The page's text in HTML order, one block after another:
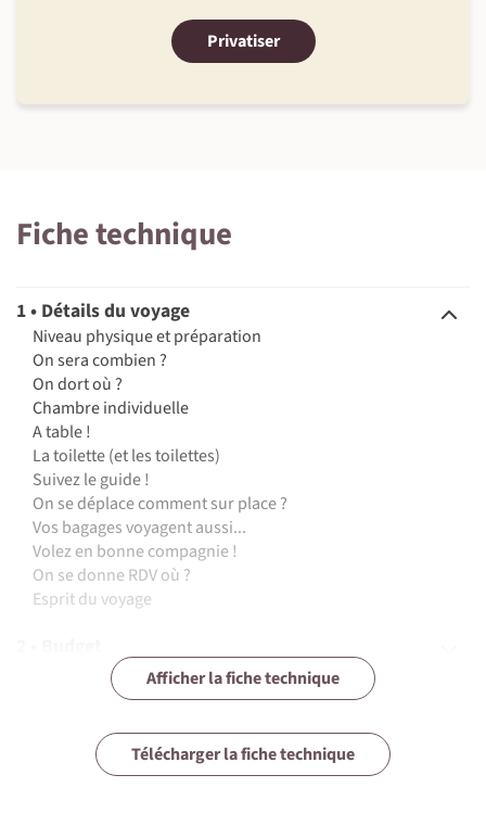
Privatiser
Fiche technique
1 • Détails du voyage
Niveau physique et préparation
On sera combien ?
On dort où ?
Chambre individuelle
A table !
La toilette (et les toilettes)
Suivez le guide !
On se déplace comment sur place ?
Vos bagages voyagent aussi...
Volez en bonne compagnie !
On se donne RDV où ?
Esprit du voyage
3 • Assurances
4 • Equipement
Afficher la fiche technique
Télécharger la fiche technique